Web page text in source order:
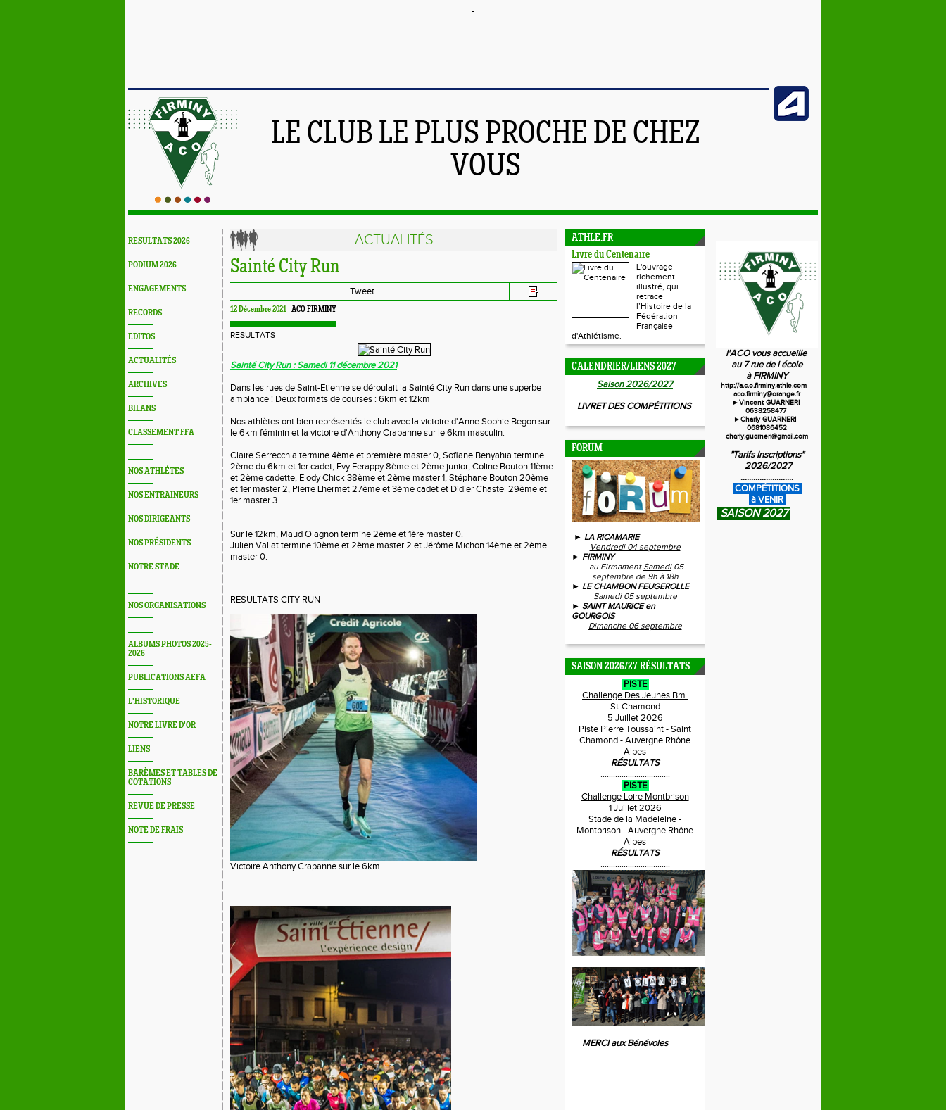
LE CLUB LE PLUS PROCHE DE CHEZ
VOUS
RESULTATS 2026
PODIUM 2026
ENGAGEMENTS
RECORDS
EDITOS
ACTUALITÉS
ARCHIVES
BILANS
CLASSEMENT FFA
NOS ATHLÉTES
NOS ENTRAINEURS
NOS DIRIGEANTS
NOS PRÉSIDENTS
NOTRE STADE
NOS ORGANISATIONS
ALBUMS PHOTOS 2025-
2026
PUBLICATIONS AEFA
L'HISTORIQUE
NOTRE LIVRE D'OR
LIENS
BARÈMES ET TABLES DE
COTATIONS
REVUE DE PRESSE
NOTE DE FRAIS
ACTUALITÉS
Sainté City Run
Tweet
12 Décembre 2021 -ACO FIRMINY
RESULTATS
Sainté City Run : Samedi 11 décembre 2021
Dans les rues de Saint-Etienne se déroulait la Sainté City Run dans une superbe
ambiance ! Deux formats de courses : 6km et 12km
Nos athlètes ont bien représentés le club avec la victoire d'Anne Sophie Begon sur
le 6km féminin et la victoire d'Anthony Crapanne sur le 6km masculin.
Claire Serrecchia termine 4ème et première master 0, Sofiane Benyahia termine
2ème du 6km et 1er cadet, Evy Ferappy 8ème et 2ème junior, Coline Bouton 11ème
et 2ème cadette, Elody Chick 38ème et 2ème master 1, Stéphane Bouton 20ème
et 1er master 2, Pierre Lhermet 27ème et 3ème cadet et Didier Chastel 29ème et
1er master 3.
Sur le 12km, Maud Olagnon termine 2ème et 1ère master 0.
Julien Vallat termine 10ème et 2ème master 2 et Jérôme Michon 14ème et 2ème
master 0.
RESULTATS CITY RUN
Victoire Anthony Crapanne sur le 6km
ATHLE.FR
Livre du Centenaire
L'ouvrage
richement
illustré, qui
retrace
l’Histoire de la
Fédération
Française
d'Athlétisme.
CALENDRIER/LIENS 2027
Saison 2026/2027
LIVRET DES COMPÉTITIONS
FORUM
► LA RICAMARIE
Vendredi 04 septembre
► FIRMINY
au Firmament Samedi05
septembre de 9h à 18h
► LE CHAMBON FEUGEROLLE
Samedi 05 septembre
► SAINT MAURICE en
GOURGOIS
Dimanche 06 septembre
..........................
SAISON 2026/27 RÉSULTATS
PISTE
Challenge Des Jeunes Bm
St-Chamond
5 Juillet 2026
Piste Pierre Toussaint - Saint
Chamond - Auvergne Rhône
Alpes
RÉSULTATS
.................................
PISTE
Challenge Loire Montbrison
1 Juillet 2026
Stade de la Madeleine -
Montbrison - Auvergne Rhône
Alpes
RÉSULTATS
.................................
MERCI aux Bénévoles
l'ACO vous accueille
au 7 rue de l école
à FIRMINY
http://a.c.o.firminy.athle.com
aco.firminy@orange.fr
►Vincent GUARNERI
0638258477
►Charly GUARNERI
0681086452
charly.guarneri@gmail.com
"Tarifs Inscriptions"
2026/2027
.........................
COMPÉTITIONS
à VENIR
SAISON 2027